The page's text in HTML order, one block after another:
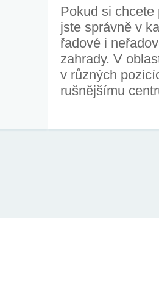
Pokud si
jste správně v
řadové i
zahrady. V
v různých
rušnějšímu